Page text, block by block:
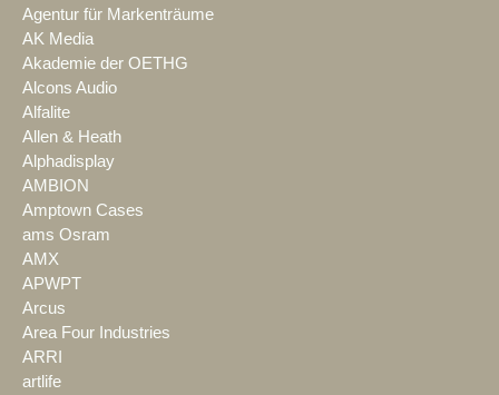
Agentur für Markenträume
AK Media
Akademie der OETHG
Alcons Audio
Alfalite
Allen & Heath
Alphadisplay
AMBION
Amptown Cases
ams Osram
AMX
APWPT
Arcus
Area Four Industries
ARRI
artlife